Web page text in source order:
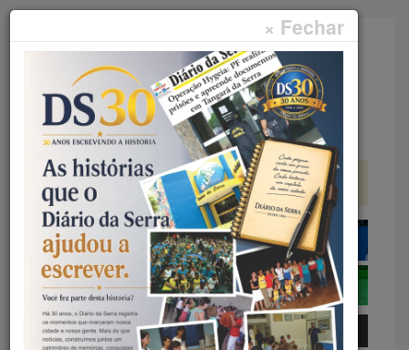
× Fechar
Faça sua pesquisa...
Menu
Início Curtas